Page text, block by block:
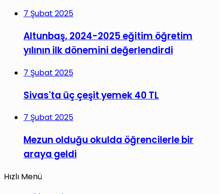
7 Şubat 2025
Altunbaş, 2024-2025 eğitim öğretim
yılının ilk dönemini değerlendirdi
7 Şubat 2025
Sivas'ta üç çeşit yemek 40 TL
7 Şubat 2025
Mezun olduğu okulda öğrencilerle bir
araya geldi
Hızlı Menü